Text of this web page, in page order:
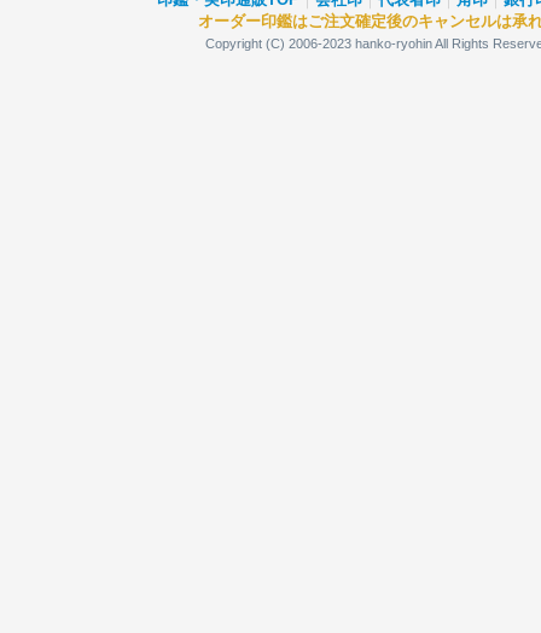
オーダー印鑑はご注文確定後のキャンセルは承
Copyright (C) 2006-2023 hanko-ryohin All Rights